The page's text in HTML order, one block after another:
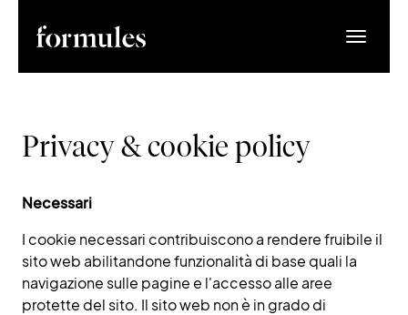
EXPERTISES
Research
Consulting
CONTACT
Privacy & cookie policy
Necessari
I cookie necessari contribuiscono a rendere fruibile il
sito web abilitandone funzionalità di base quali la
navigazione sulle pagine e l'accesso alle aree
protette del sito. Il sito web non è in grado di